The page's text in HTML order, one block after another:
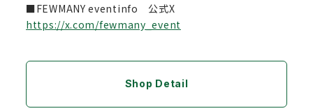
■FEWMANY eventinfo 公式X
https://x.com/fewmany_event
Shop Detail